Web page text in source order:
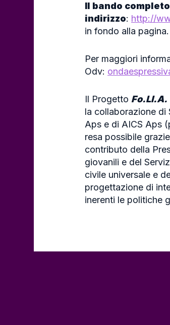
Il bando
indirizzo: http://
in fondo alla pagina.
Per maggiori
Odv:
Il Progetto Fo.Ll.A.
la collaborazione di
Aps e di AICS Aps
resa possibile
contributo della
giovanili e del
civile universale e
progettazione di
inerenti le politiche